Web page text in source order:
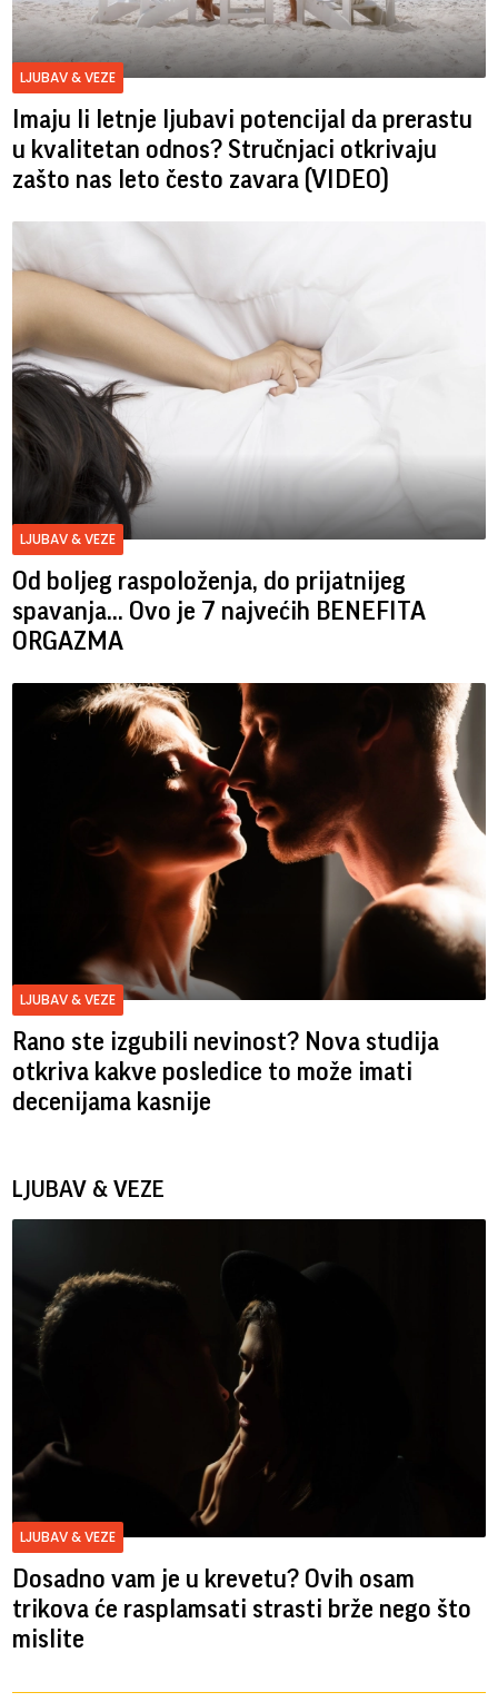
LJUBAV & VEZE
Imaju li letnje ljubavi potencijal da prerastu
u kvalitetan odnos? Stručnjaci otkrivaju
zašto nas leto često zavara (VIDEO)
LJUBAV & VEZE
Od boljeg raspoloženja, do prijatnijeg
spavanja... Ovo je 7 najvećih BENEFITA
ORGAZMA
LJUBAV & VEZE
Rano ste izgubili nevinost? Nova studija
otkriva kakve posledice to može imati
decenijama kasnije
LJUBAV & VEZE
LJUBAV & VEZE
Dosadno vam je u krevetu? Ovih osam
trikova će rasplamsati strasti brže nego što
mislite